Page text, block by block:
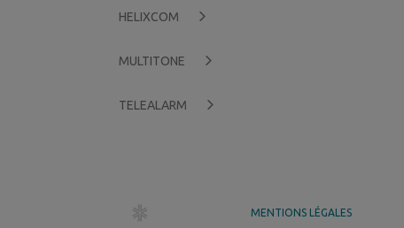
HELIXCOM
MULTITONE
TELEALARM
MENTIONS LÉGALES